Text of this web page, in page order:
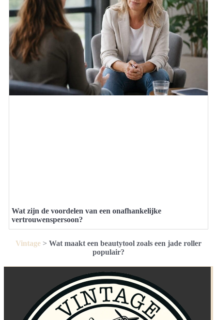
Wat zijn de voordelen van een onafhankelijke
vertrouwenspersoon?
Vintage > Wat maakt een beautytool zoals een jade roller
populair?